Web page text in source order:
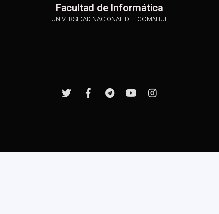
Facultad de Informática
UNIVERSIDAD NACIONAL DEL COMAHUE